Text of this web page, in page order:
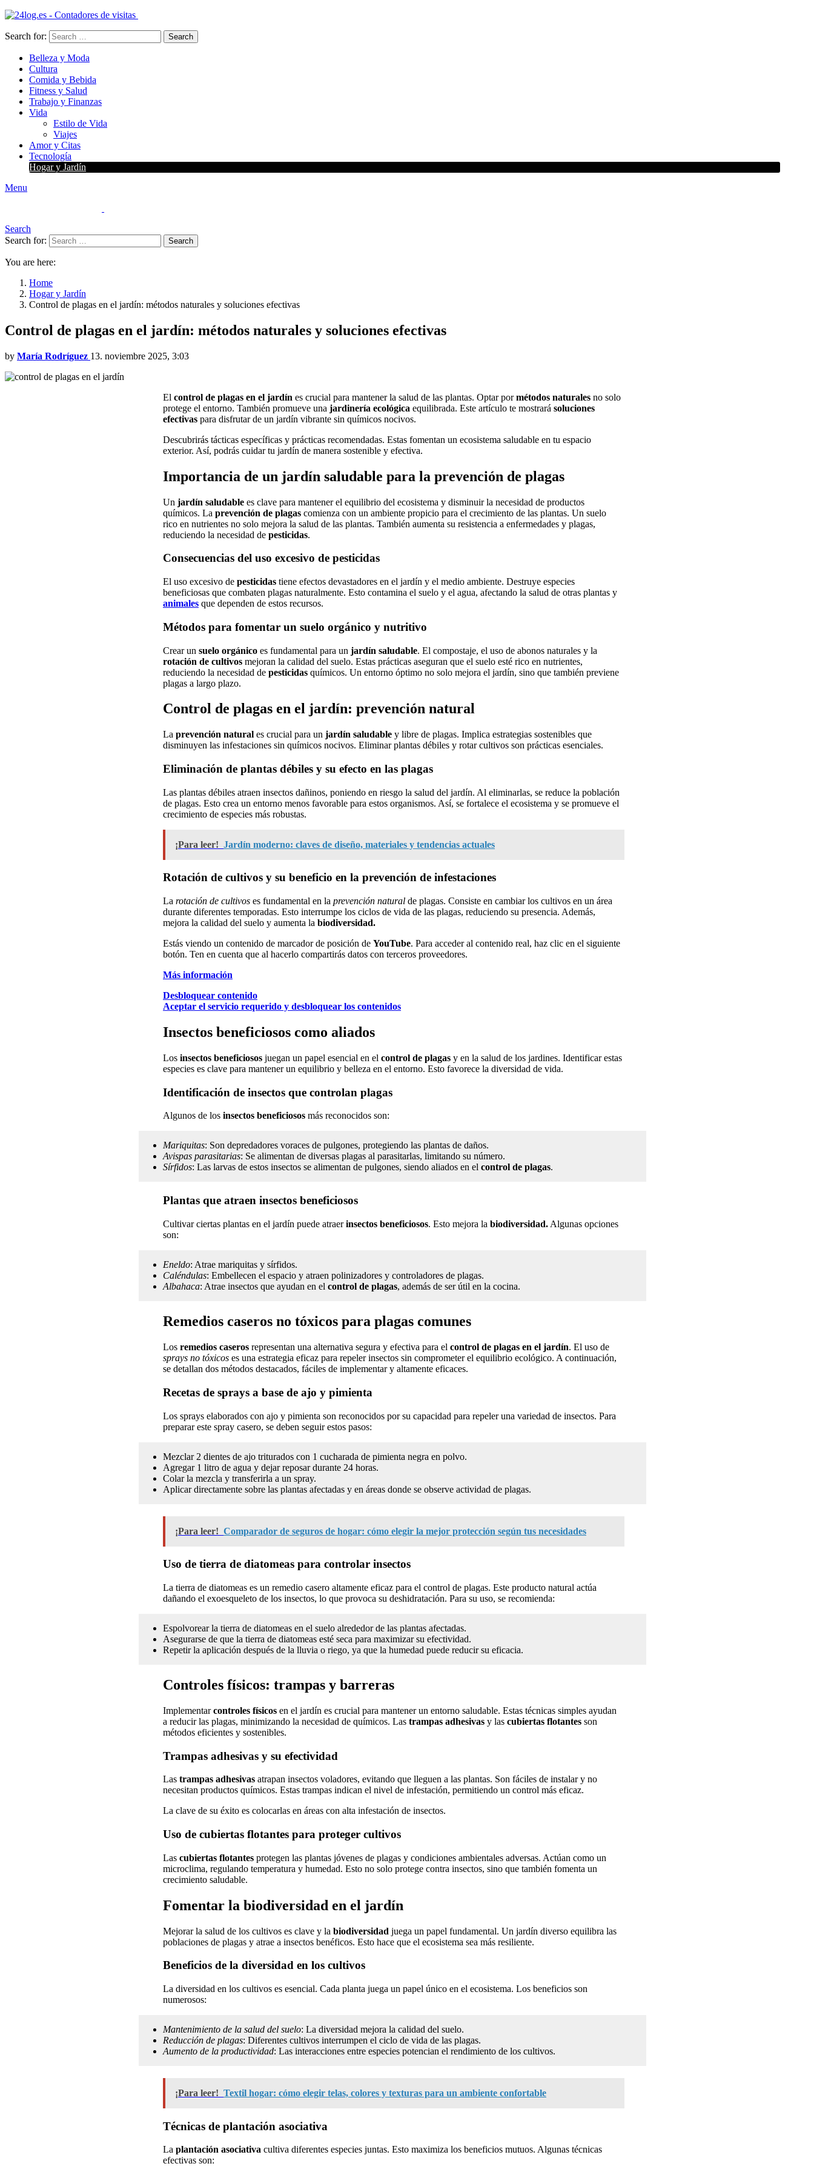
Search for: Search
Belleza y Moda
Cultura
Comida y Bebida
Fitness y Salud
Trabajo y Finanzas
Vida
Estilo de Vida
Viajes
Amor y Citas
Tecnología
Hogar y Jardín
Menu
Search
Search for:
Search
You are here:
Home
Hogar y Jardín
Control de plagas en el jardín: métodos naturales y soluciones efectivas
Control de plagas en el jardín: métodos naturales y soluciones efectivas
by María Rodríguez 13. noviembre 2025, 3:03
El control de plagas en el jardín es crucial para mantener la salud de las plantas. Optar pormétodos naturales no solo
protege el entorno. También promueve una jardinería ecológica equilibrada. Este artículo te mostrará soluciones
efectivas para disfrutar de un jardín vibrante sin químicos nocivos.
Descubrirás tácticas específicas y prácticas recomendadas. Estas fomentan un ecosistema saludable en tu espacio
exterior. Así, podrás cuidar tu jardín de manera sostenible y efectiva.
Importancia de un jardín saludable para la prevención de plagas
Un jardín saludable es clave para mantener el equilibrio del ecosistema y disminuir la necesidad de productos
químicos. La prevención de plagas comienza con un ambiente propicio para el crecimiento de las plantas. Un suelo
rico en nutrientes no solo mejora la salud de las plantas. También aumenta su resistencia a enfermedades y plagas,
reduciendo la necesidad de pesticidas.
Consecuencias del uso excesivo de pesticidas
El uso excesivo de pesticidas tiene efectos devastadores en el jardín y el medio ambiente. Destruye especies
beneficiosas que combaten plagas naturalmente. Esto contamina el suelo y el agua, afectando la salud de otras plantas y
animales que dependen de estos recursos.
Métodos para fomentar un suelo orgánico y nutritivo
Crear un suelo orgánico es fundamental para un jardín saludable. El compostaje, el uso de abonos naturales y la
rotación de cultivos mejoran la calidad del suelo. Estas prácticas aseguran que el suelo esté rico en nutrientes,
reduciendo la necesidad de pesticidas químicos. Un entorno óptimo no solo mejora el jardín, sino que también previene
plagas a largo plazo.
Control de plagas en el jardín: prevención natural
La prevención natural es crucial para un jardín saludable y libre de plagas. Implica estrategias sostenibles que
disminuyen las infestaciones sin químicos nocivos. Eliminar plantas débiles y rotar cultivos son prácticas esenciales.
Eliminación de plantas débiles y su efecto en las plagas
Las plantas débiles atraen insectos dañinos, poniendo en riesgo la salud del jardín. Al eliminarlas, se reduce la población
de plagas. Esto crea un entorno menos favorable para estos organismos. Así, se fortalece el ecosistema y se promueve el
crecimiento de especies más robustas.
¡Para leer! Jardín moderno: claves de diseño, materiales y tendencias actuales
Rotación de cultivos y su beneficio en la prevención de infestaciones
La rotación de cultivos es fundamental en la prevención natural de plagas. Consiste en cambiar los cultivos en un área
durante diferentes temporadas. Esto interrumpe los ciclos de vida de las plagas, reduciendo su presencia. Además,
mejora la calidad del suelo y aumenta la biodiversidad.
Estás viendo un contenido de marcador de posición de YouTube. Para acceder al contenido real, haz clic en el siguiente
botón. Ten en cuenta que al hacerlo compartirás datos con terceros proveedores.
Más información
Desbloquear contenido
Aceptar el servicio requerido y desbloquear los contenidos
Insectos beneficiosos como aliados
Los insectos beneficiosos juegan un papel esencial en el control de plagas y en la salud de los jardines. Identificar estas
especies es clave para mantener un equilibrio y belleza en el entorno. Esto favorece la diversidad de vida.
Identificación de insectos que controlan plagas
Algunos de los insectos beneficiosos más reconocidos son:
Mariquitas: Son depredadores voraces de pulgones, protegiendo las plantas de daños.
Avispas parasitarias: Se alimentan de diversas plagas al parasitarlas, limitando su número.
Sírfidos: Las larvas de estos insectos se alimentan de pulgones, siendo aliados en el control de plagas.
Plantas que atraen insectos beneficiosos
Cultivar ciertas plantas en el jardín puede atraerinsectos beneficiosos. Esto mejora la biodiversidad. Algunas opciones
son:
Eneldo: Atrae mariquitas y sírfidos.
Caléndulas: Embellecen el espacio y atraen polinizadores y controladores de plagas.
Albahaca: Atrae insectos que ayudan en el control de plagas, además de ser útil en la cocina.
Remedios caseros no tóxicos para plagas comunes
Los remedios caseros representan una alternativa segura y efectiva para el control de plagas en el jardín. El uso de
sprays no tóxicos es una estrategia eficaz para repeler insectos sin comprometer el equilibrio ecológico. A continuación,
se detallan dos métodos destacados, fáciles de implementar y altamente eficaces.
Recetas de sprays a base de ajo y pimienta
Los sprays elaborados con ajo y pimienta son reconocidos por su capacidad para repeler una variedad de insectos. Para
preparar este spray casero, se deben seguir estos pasos:
Mezclar 2 dientes de ajo triturados con 1 cucharada de pimienta negra en polvo.
Agregar 1 litro de agua y dejar reposar durante 24 horas.
Colar la mezcla y transferirla a un spray.
Aplicar directamente sobre las plantas afectadas y en áreas donde se observe actividad de plagas.
¡Para leer! Comparador de seguros de hogar: cómo elegir la mejor protección según tus necesidades
Uso de tierra de diatomeas para controlar insectos
La tierra de diatomeas es un remedio casero altamente eficaz para el control de plagas. Este producto natural actúa
dañando el exoesqueleto de los insectos, lo que provoca su deshidratación. Para su uso, se recomienda:
Espolvorear la tierra de diatomeas en el suelo alrededor de las plantas afectadas.
Asegurarse de que la tierra de diatomeas esté seca para maximizar su efectividad.
Repetir la aplicación después de la lluvia o riego, ya que la humedad puede reducir su eficacia.
Controles físicos: trampas y barreras
Implementarcontroles físicos en el jardín es crucial para mantener un entorno saludable. Estas técnicas simples ayudan
a reducir las plagas, minimizando la necesidad de químicos. Las trampas adhesivas y las cubiertas flotantes son
métodos eficientes y sostenibles.
Trampas adhesivas y su efectividad
Las trampas adhesivas atrapan insectos voladores, evitando que lleguen a las plantas. Son fáciles de instalar y no
necesitan productos químicos. Estas trampas indican el nivel de infestación, permitiendo un control más eficaz.
La clave de su éxito es colocarlas en áreas con alta infestación de insectos.
Uso de cubiertas flotantes para proteger cultivos
Las cubiertas flotantes protegen las plantas jóvenes de plagas y condiciones ambientales adversas. Actúan como un
microclima, regulando temperatura y humedad. Esto no solo protege contra insectos, sino que también fomenta un
crecimiento saludable.
Fomentar la biodiversidad en el jardín
Mejorar la salud de los cultivos es clave y la biodiversidad juega un papel fundamental. Un jardín diverso equilibra las
poblaciones de plagas y atrae a insectos benéficos. Esto hace que el ecosistema sea más resiliente.
Beneficios de la diversidad en los cultivos
La diversidad en los cultivos es esencial. Cada planta juega un papel único en el ecosistema. Los beneficios son
numerosos:
Mantenimiento de la salud del suelo: La diversidad mejora la calidad del suelo.
Reducción de plagas: Diferentes cultivos interrumpen el ciclo de vida de las plagas.
Aumento de la productividad: Las interacciones entre especies potencian el rendimiento de los cultivos.
¡Para leer! Textil hogar: cómo elegir telas, colores y texturas para un ambiente confortable
Técnicas de plantación asociativa
La plantación asociativa cultiva diferentes especies juntas. Esto maximiza los beneficios mutuos. Algunas técnicas
efectivas son: